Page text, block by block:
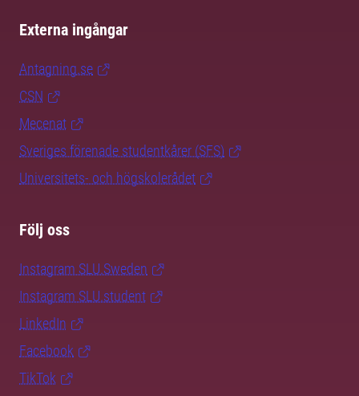
Externa ingångar
Antagning.se
CSN
Mecenat
Sveriges förenade studentkårer (SFS)
Universitets- och högskolerådet
Följ oss
Instagram SLU.Sweden
Instagram SLU.student
LinkedIn
Facebook
TikTok